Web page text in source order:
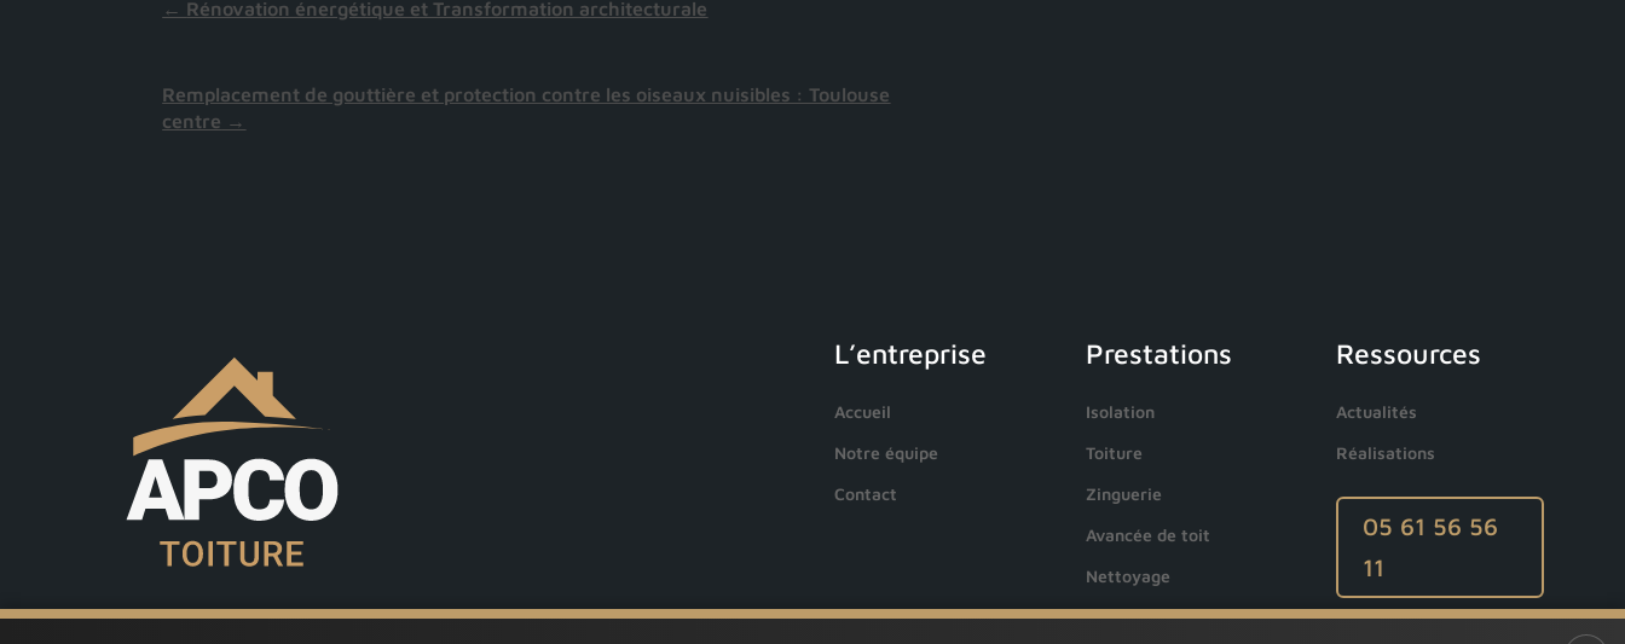
← Rénovation énergétique et Transformation architecturale
Remplacement de gouttière et protection contre les oiseaux nuisibles : Toulouse
centre →
L’entreprise
Accueil
Notre équipe
Contact
Prestations
Isolation
Toiture
Zinguerie
Avancée de toit
Nettoyage
Ressources
Actualités
Réalisations
05 61 56 56
11